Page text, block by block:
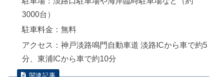
3000台）
駐車料金：無料
アクセス：神戸淡路鳴門自動車道 淡路ICから車で約5
分、東浦ICから車で約10分